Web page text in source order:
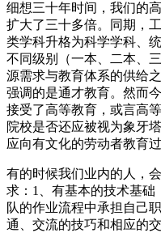
细想三十年时间，我们的
扩大了三十多倍。同期，
类学科升格为科学学科、
不同级别（一本、二本、
源需求与教育体系的供给
强调的是通才教育。然而
接受了高等教育，或言高
院校是否还应被视为象牙
应向有文化的劳动者教育
有的时候我们业内的人，
求：1、有基本的技术基础
队的作业流程中承担自己
通、交流的技巧和相应的